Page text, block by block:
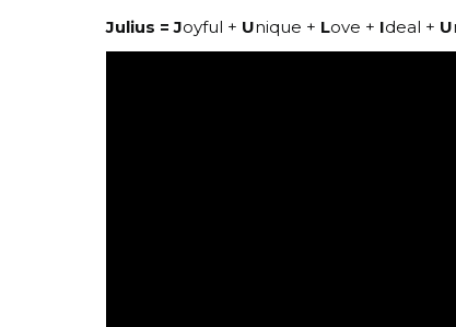
Julius = Joyful + Unique + Love + Ideal + U